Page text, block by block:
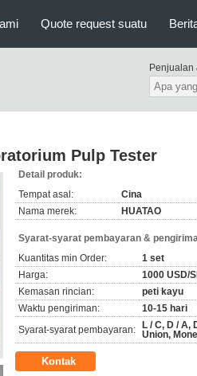
Quote request suatu
Penjualan
Pulp Tester
Detail produk:
Tempat asal:
Cina
Nama merek:
HUATAO
Syarat-syarat pembayaran &
Kuantitas min Order:
1 set
Harga:
1000 USD/
Kemasan rincian:
peti kayu
Waktu pengiriman:
10-15 hari
Syarat-syarat pembayaran:
L / C, D / A,
Union,
Kontak